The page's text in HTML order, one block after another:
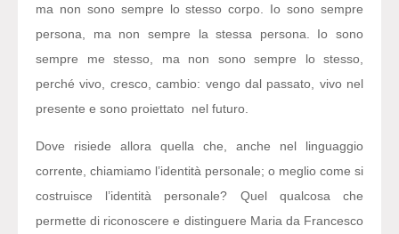
ma non sono sempre lo stesso corpo. Io sono sempre
persona, ma non sempre la stessa persona. Io sono
sempre me stesso, ma non sono sempre lo stesso,
perché vivo, cresco, cambio: vengo dal passato, vivo nel
presente e sono proiettato nel futuro.
Dove risiede allora quella che, anche nel linguaggio
corrente, chiamiamo l’identità personale; o meglio come si
costruisce l’identità personale? Quel qualcosa che
permette di riconoscere e distinguere Maria da Francesco